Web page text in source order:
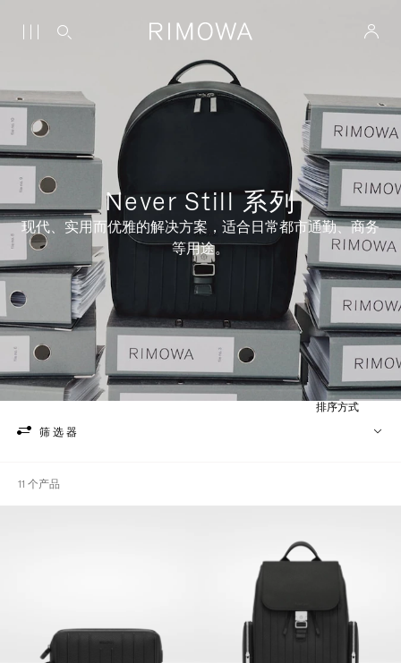
Never Still 系列
现代、实用而优雅的解决方案，适合日常都市通勤、商务
等用途。
筛选器
排序方式
11 个产品